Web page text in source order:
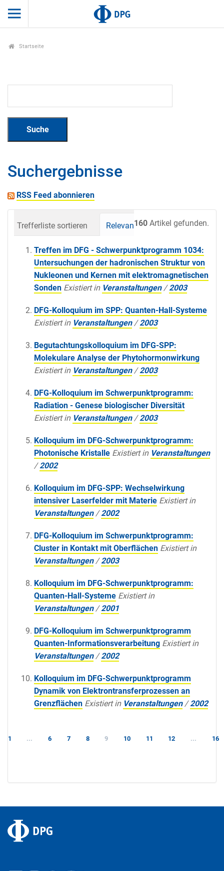
Startseite
Suchergebnisse
RSS Feed abonnieren
160 Artikel gefunden.
Trefferliste sortieren Relevanz Datum
Treffen im DFG - Schwerpunktprogramm 1034:
Untersuchungen der hadronischen Struktur von
Nukleonen und Kernen mit elektromagnetischen
Sonden Existiert in Veranstaltungen /2003
DFG-Kolloquium im SPP: Quanten-Hall-Systeme
Existiert in Veranstaltungen /2003
Begutachtungskolloquium im DFG-SPP:
Molekulare Analyse der Phytohormonwirkung
Existiert in Veranstaltungen /2003
DFG-Kolloquium im Schwerpunktprogramm:
Radiation - Genese biologischer Diversität
Existiert in Veranstaltungen /2003
Kolloquium im DFG-Schwerpunktprogramm:
Photonische Kristalle Existiert in Veranstaltungen
/2002
Kolloquium im DFG-SPP: Wechselwirkung
intensiver Laserfelder mit Materie Existiert in
Veranstaltungen /2002
DFG-Kolloquium im Schwerpunktprogramm:
Cluster in Kontakt mit Oberflächen Existiert in
Veranstaltungen /2003
Kolloquium im DFG-Schwerpunktprogramm:
Quanten-Hall-Systeme Existiert in
Veranstaltungen /2001
DFG-Kolloquium im Schwerpunktprogramm
Quanten-Informationsverarbeitung Existiert in
Veranstaltungen /2002
Kolloquium im DFG-Schwerpunktprogramm
Dynamik von Elektrontransferprozessen an
Grenzflächen Existiert in Veranstaltungen /2002
1 ... 6 7 8 9 10 11 12 ... 16